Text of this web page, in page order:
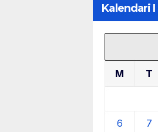
Kalendari
M T
6 7